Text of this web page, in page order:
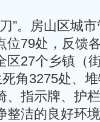
”。房山区城
位79处，反馈
区27个乡镇（
角3275处、
、指示牌、护
整洁的良好环